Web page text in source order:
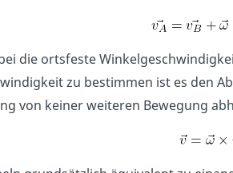
die ortsfeste
zu bestimmen ist es den
von keiner weiteren Bewegung